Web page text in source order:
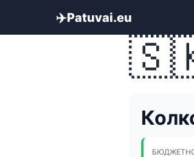
✈️Patuvai.euНачало